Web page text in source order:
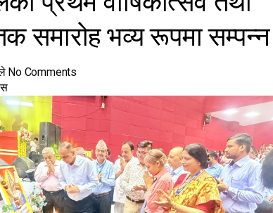
समारोह भव्य रूपमा सम्पन्न
No Comments